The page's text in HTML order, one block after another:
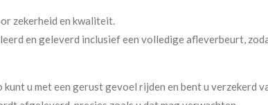
zekerheid en kwaliteit.
en geleverd inclusief een volledige afleverbeurt,
u met een gerust gevoel rijden en bent u verzekerd